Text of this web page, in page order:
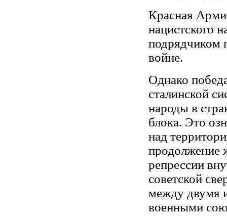
Красная
нацистского
подрядчиком
войне.
Однако
сталинской
народы в
блока. Это
над
продолжение
репрессии
советской
между двумя
военными